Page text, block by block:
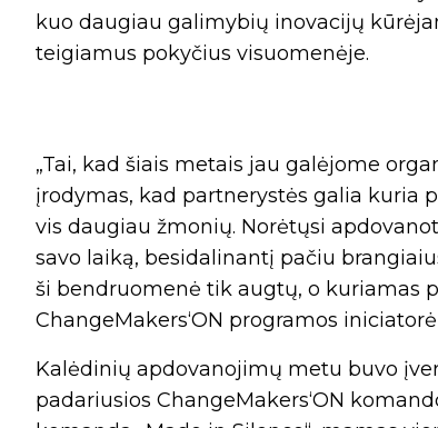
kuo daugiau galimybių inovacijų
teigiamus pokyčius visuomenėje.
„Tai, kad šiais metais jau galėjome
įrodymas, kad partnerystės galia kuria
vis daugiau žmonių. Norėtųsi
savo laiką, besidalinantį pačiu
ši bendruomenė tik augtų, o kuriamas
ChangeMakers‘ON programos iniciatorė
Kalėdinių apdovanojimų metu buvo
padariusios ChangeMakers‘ON